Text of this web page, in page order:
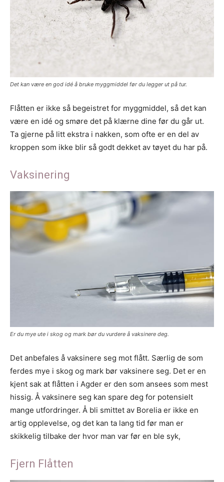
Det kan være en god idé å bruke myggmiddel før du legger ut på tur.
Flåtten er ikke så begeistret for myggmiddel, så det kan
være en idé og smøre det på klærne dine før du går ut.
Ta gjerne på litt ekstra i nakken, som ofte er en del av
kroppen som ikke blir så godt dekket av tøyet du har på.
Vaksinering
Er du mye ute i skog og mark bør du vurdere å vaksinere deg.
Det anbefales å vaksinere seg mot flått. Særlig de som
ferdes mye i skog og mark bør vaksinere seg. Det er en
kjent sak at flåtten i Agder er den som ansees som mest
hissig. Å vaksinere seg kan spare deg for potensielt
mange utfordringer. Å bli smittet av Borelia er ikke en
artig opplevelse, og det kan ta lang tid før man er
skikkelig tilbake der hvor man var før en ble syk,
Fjern Flåtten